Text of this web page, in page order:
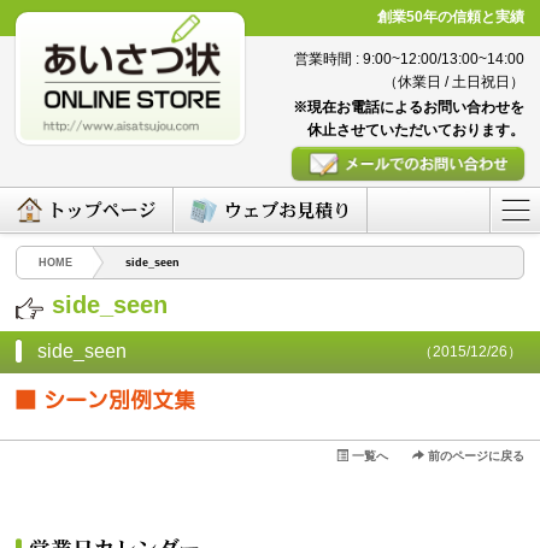
創業50年の信頼と実績
営業時間 : 9:00~12:00/13:00~14:00
（休業日 / 土日祝日）
※現在お電話によるお問い合わせを
休止させていただいております。
HOME side_seen
side_seen
side_seen （2015/12/26）
一覧へ 前のページに戻る